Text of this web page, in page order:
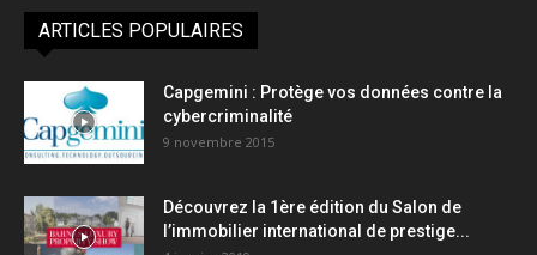
ARTICLES POPULAIRES
Capgemini : Protège vos données contre la
cybercriminalité
9 novembre 2015
Découvrez la 1ère édition du Salon de
l’immobilier international de prestige...